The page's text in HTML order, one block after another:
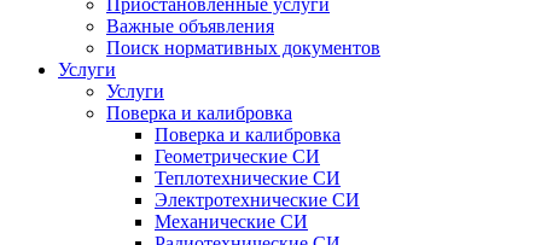
Важные объявления
Поиск нормативных документов
Услуги
Услуги
Поверка и калибровка
Поверка и калибровка
Геометрические СИ
Теплотехнические СИ
Электротехнические СИ
Механические СИ